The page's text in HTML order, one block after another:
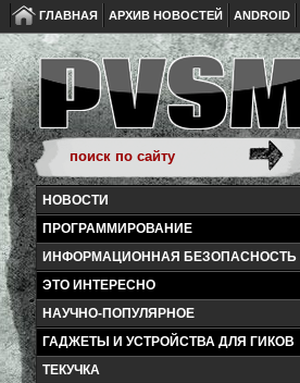
ГЛАВНАЯ АРХИВ НОВОСТЕЙ ANDROID
НОВОСТИ
ПРОГРАММИРОВАНИЕ
ИНФОРМАЦИОННАЯ БЕЗОПАСНОСТЬ
ЭТО ИНТЕРЕСНО
НАУЧНО-ПОПУЛЯРНОЕ
ГАДЖЕТЫ И УСТРОЙСТВА ДЛЯ ГИКОВ
ТЕКУЧКА